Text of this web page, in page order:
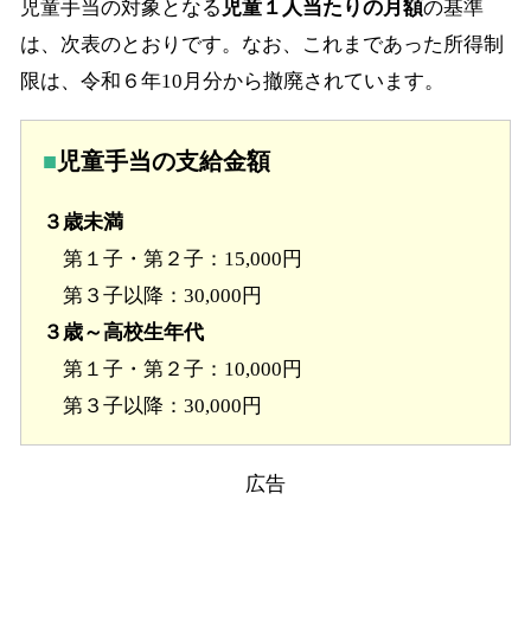
児童手当の対象となる 児童１人当たりの月額の基準
は、次表のとおりです。なお、これまであった所得制
限は、令和６年10月分から撤廃されています。
児童手当の支給金額
３歳未満
第１子・第２子：15,000円
第３子以降：30,000円
３歳～高校生年代
第１子・第２子：10,000円
第３子以降：30,000円